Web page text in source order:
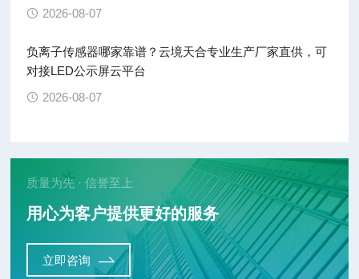
2026-08-07
负离子传感器哪家靠谱？云境天合专业生产厂家直供，可
对接LED公示屏云平台
2026-08-07
质量为先 · 信誉至上
用心为客户提供更好的服务
立即咨询